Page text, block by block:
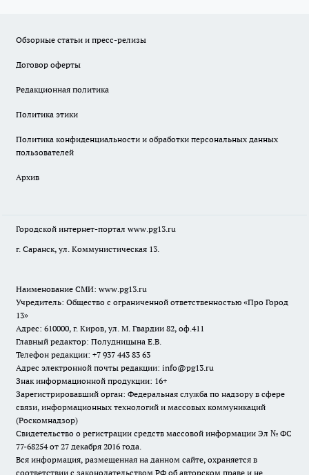
Обзорные статьи и пресс-релизы
Договор оферты
Редакционная политика
Политика этики
Политика конфиденциальности и обработки персональных данных
пользователей
Архив
Городской интернет-портал www.pg13.ru
г. Саранск, ул. Коммунистическая 13.
Наименование СМИ: www.pg13.ru
Учредитель: Общество с ограниченной ответственностью «Про Город
13»
Адрес: 610000, г. Киров, ул. М. Гвардии 82, оф.411
Главный редактор: Полудницына Е.В.
Телефон редакции: +7 937 443 83 63
Адрес электронной почты редакции: info@pg13.ru
Знак информационной продукции: 16+
Зарегистрировавший орган: Федеральная служба по надзору в сфере
связи, информационных технологий и массовых коммуникаций
(Роскомнадзор)
Свидетельство о регистрации средств массовой информации Эл № ФС
77-68254 от 27 декабря 2016 года.
Вся информация, размещенная на данном сайте, охраняется в
соответствии с законодательством РФ об авторском праве и не